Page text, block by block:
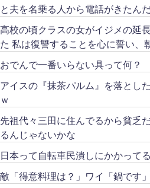
と夫を名乗る人から電話がきたん
高校の頃クラスの女がイジメの延
た 私は復讐することを心に誓い、
おでんで一番いらない具って何？
アイスの『抹茶パルム』を落とし
ｗ
先祖代々三田に住んでるから貧乏
るんじゃないかな
日本って自転車民潰しにかかって
敵「得意料理は？」ワイ「鍋です」